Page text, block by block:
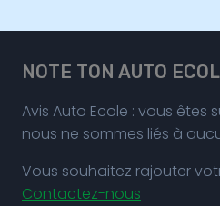
NOTE TON AUTO
Avis Auto Ecole : vous êtes
nous ne sommes liés à
Vous souhaitez rajouter
Contactez-nous